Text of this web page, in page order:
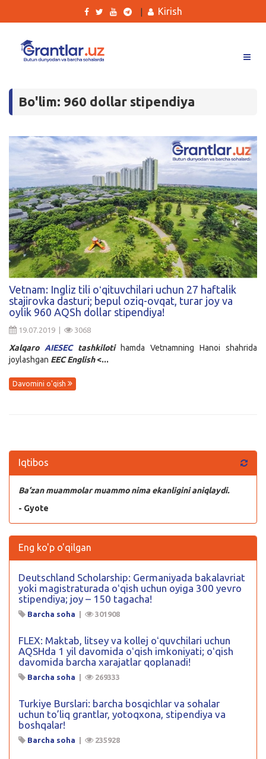
Tanlovlar
Kurslar
Blog
Yana
Qidirish
Kirish
Bo'lim: 960 dollar stipendiya
Vetnam: Ingliz tili oʻqituvchilari uchun 27 haftalik
stajirovka dasturi; bepul oziq-ovqat, turar joy va
oylik 960 AQSh dollar stipendiya!
19.07.2019 | 3068
Xalqaro AIESEC tashkilotihamda Vetnamning Hanoi shahrida
joylashgan EEC English <...
Davomini o'qish
Iqtibos
Ba’zan muammolar muammo nima ekanligini aniqlaydi.
- Gyote
Eng ko'p o'qilgan
Deutschland Scholarship: Germaniyada bakalavriat
yoki magistraturada oʻqish uchun oyiga 300 yevro
stipendiya; joy – 150 tagacha!
Barcha soha 301908
FLEX: Maktab, litsey va kollej oʻquvchilari uchun
AQSHda 1 yil davomida oʻqish imkoniyati; oʻqish
davomida barcha xarajatlar qoplanadi!
Barcha soha 269333
Turkiye Burslari: barcha bosqichlar va sohalar
uchun to’liq grantlar, yotoqxona, stipendiya va
boshqalar!
Barcha soha 235928